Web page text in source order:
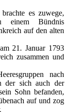
es zuwege,
einem Bündnis
auf den alten
21. Januar 1793
zusammen und
nach
der sich auch der
Sohn befanden,
auf und zog